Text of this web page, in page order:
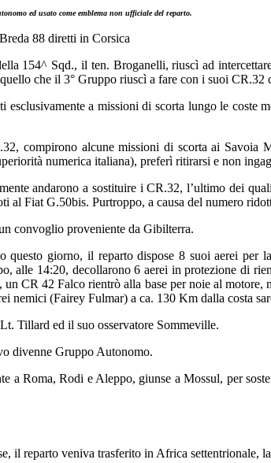
ed usato come emblema non ufficiale del reparto.
88 diretti in Corsica
154^ Sqd., il ten. Broganelli, riuscì ad
che il 3° Gruppo riuscì a fare con i suoi CR.32
a missioni di scorta lungo le
compirono alcune missioni di scorta ai Savoia
numerica italiana), preferì ritirarsi e non
andarono a sostituire i CR.32, l’ultimo dei
al Fiat G.50bis. Purtroppo, a causa del numero
convoglio proveniente da Gibilterra.
giorno, il reparto dispose 8 suoi aerei per
alle 14:20, decollarono 6 aerei in protezione di
CR 42 Falco rientrò alla base per noie al
nemici (Fairey Fulmar) a ca. 130 Km dalla costa
Tillard ed il suo osservatore Sommeville.
divenne Gruppo Autonomo.
a Roma, Rodi e Aleppo, giunse a Mossul, per
il reparto veniva trasferito in Africa settentrionale,